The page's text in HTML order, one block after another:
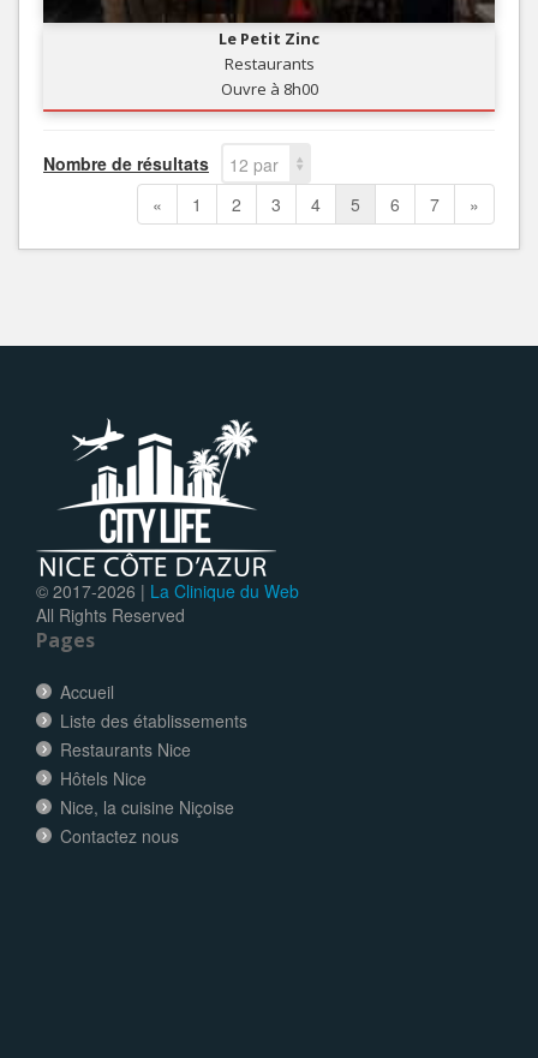
Le Petit Zinc
Restaurants
Ouvre à 8h00
Nombre de résultats
12 par
page
« 1 2 3 4 5 6 7 »
© 2017-2026 | La Clinique du Web
All Rights Reserved
Pages
Accueil
Liste des établissements
Restaurants Nice
Hôtels Nice
Nice, la cuisine Niçoise
Contactez nous